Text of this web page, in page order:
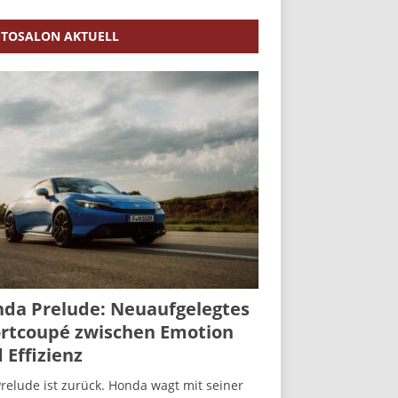
AKTUELL
Prelude: Neuaufgelegtes
zwischen Emotion
Effizienz
ist zurück. Honda wagt mit seiner